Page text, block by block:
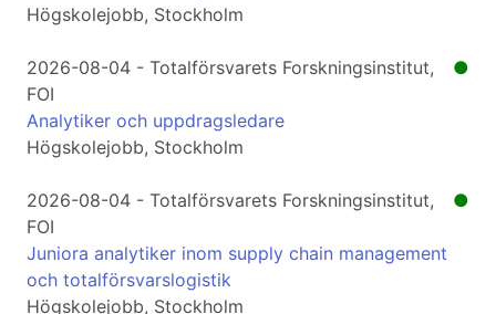
Högskolejobb, Stockholm
●
2026-08-04 - Totalförsvarets Forskningsinstitut,
FOI
Analytiker och uppdragsledare
Högskolejobb, Stockholm
●
2026-08-04 - Totalförsvarets Forskningsinstitut,
FOI
Juniora analytiker inom supply chain management
och totalförsvarslogistik
Högskolejobb, Stockholm